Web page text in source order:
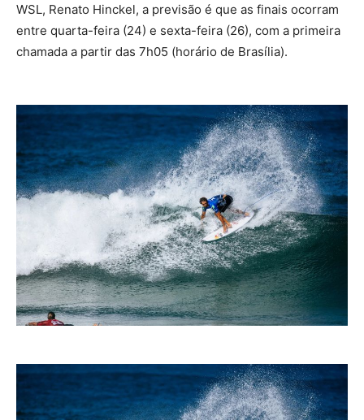
WSL, Renato Hinckel, a previsão é que as finais ocorram
entre quarta-feira (24) e sexta-feira (26), com a primeira
chamada a partir das 7h05 (horário de Brasília).